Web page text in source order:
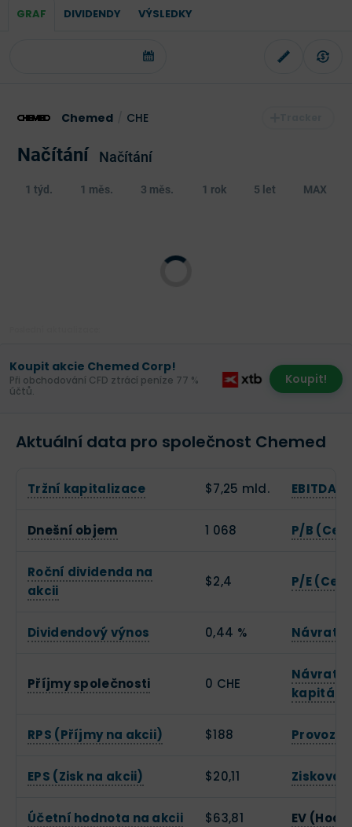
GRAF DIVIDENDY VÝSLEDKY
Chemed CHE
Načítání Načítání
1 týd. 1 měs. 3 měs. 1 rok 5 let MAX
Koupit akcie Chemed Corp!
Při obchodování CFD ztrácí peníze 77 %
účtů.
Koupit!
Aktuální data pro společnost Chemed
Tržní kapitalizace $7,25 mld. EBITDA
Dnešní objem 1 068 P/B
Roční dividenda na
akcii
$2,4 P/E
Dividendový výnos 0,44 %
Příjmy společnosti 0 CHE
kapitálu
RPS (Příjmy na akcii) $188
EPS (Zisk na akcii) $20,11 Zisková
Účetní hodnota na akcii $63,81 EV